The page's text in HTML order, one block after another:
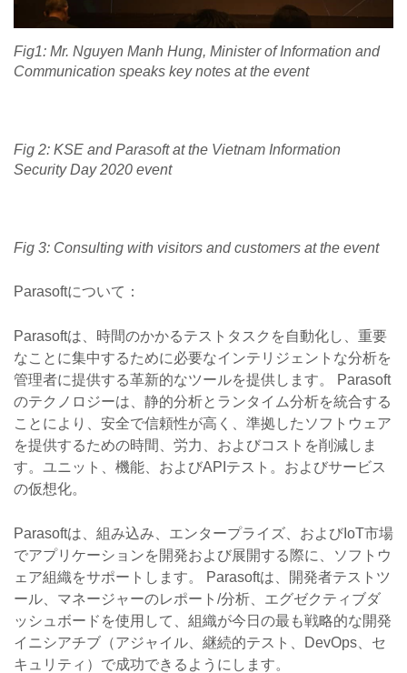
Fig1: Mr. Nguyen Manh Hung, Minister of Information and
Communication speaks key notes at the event
Fig 2: KSE and Parasoft at the Vietnam Information
Security Day 2020 event
Fig 3: Consulting with visitors and customers at the event
Parasoftについて：
Parasoftは、時間のかかるテストタスクを自動化し、重要
なことに集中するために必要なインテリジェントな分析を
管理者に提供する革新的なツールを提供します。 Parasoft
のテクノロジーは、静的分析とランタイム分析を統合する
ことにより、安全で信頼性が高く、準拠したソフトウェア
を提供するための時間、労力、およびコストを削減しま
す。ユニット、機能、およびAPIテスト。およびサービス
の仮想化。
Parasoftは、組み込み、エンタープライズ、およびIoT市場
でアプリケーションを開発および展開する際に、ソフトウ
ェア組織をサポートします。 Parasoftは、開発者テストツ
ール、マネージャーのレポート/分析、エグゼクティブダ
ッシュボードを使用して、組織が今日の最も戦略的な開発
イニシアチブ（アジャイル、継続的テスト、DevOps、セ
キュリティ）で成功できるようにします。